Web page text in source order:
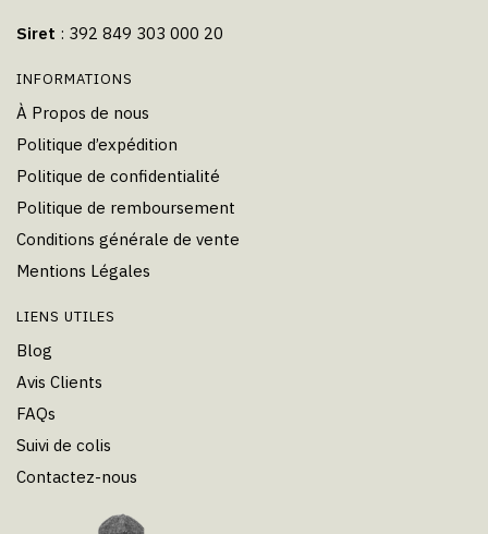
Siret : 392 849 303 000 20
INFORMATIONS
À Propos de nous
Politique d’expédition
Politique de confidentialité
Politique de remboursement
Conditions générale de vente
Mentions Légales
LIENS UTILES
Blog
Avis Clients
FAQs
Suivi de colis
Contactez-nous